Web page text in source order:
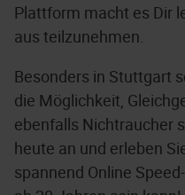
Plattform macht es Dir
aus teilzunehmen.
Besonders in Stuttgart
die Möglichkeit,
ebenfalls Nichtraucher
heute an und erleben
spannend Online